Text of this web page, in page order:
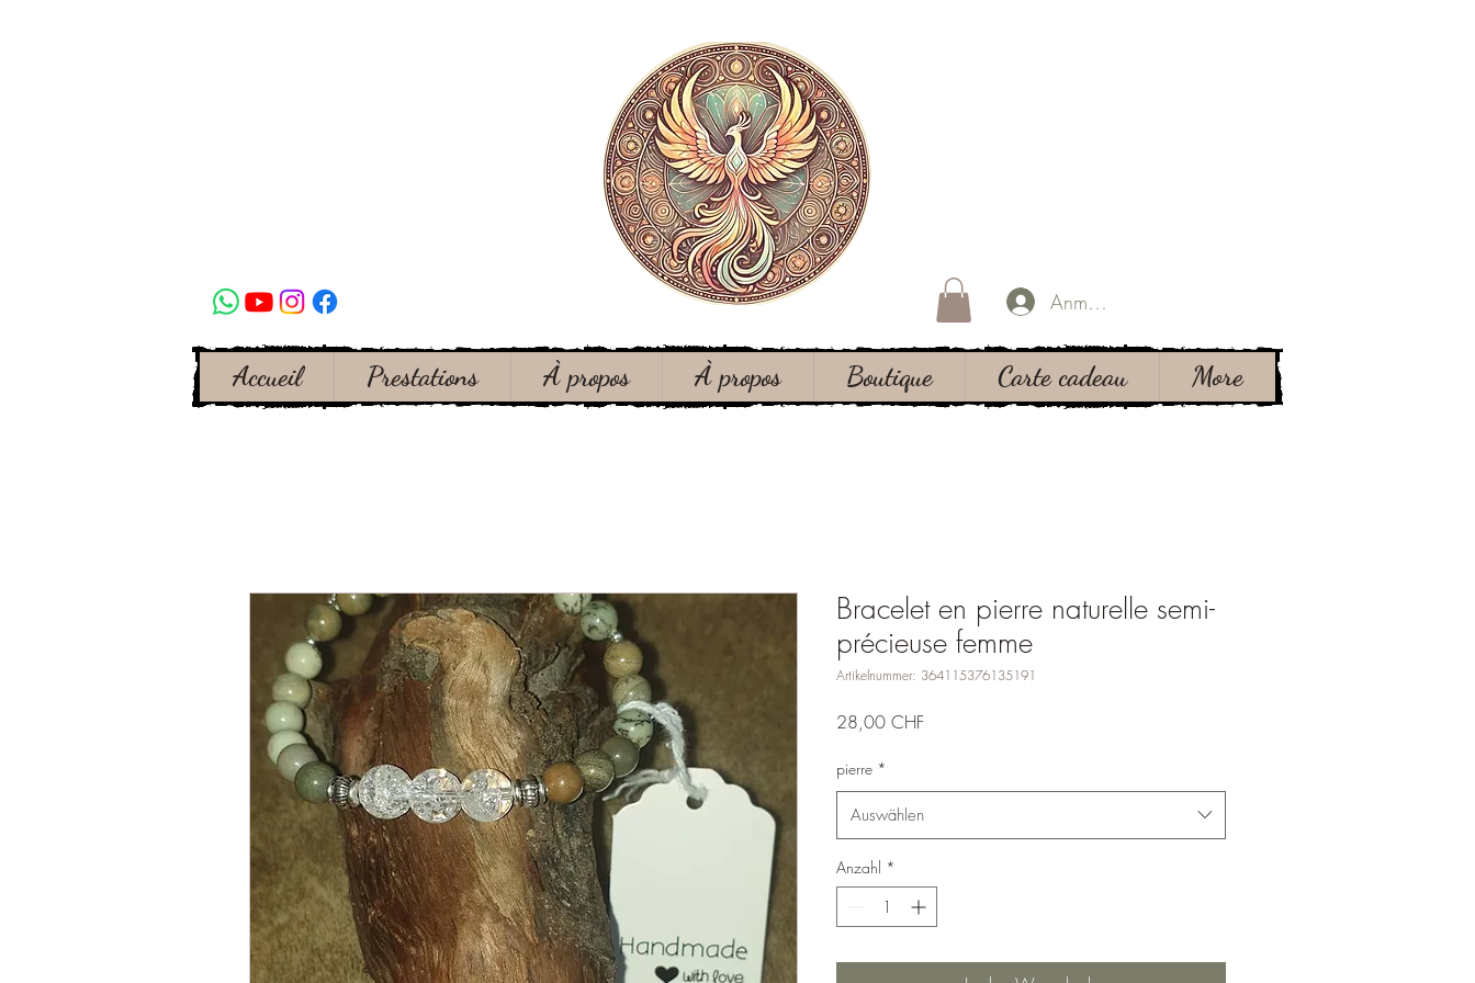
Anmelden
Accueil Prestations À propos À propos Boutique Carte cadeau More
Bracelet en pierre naturelle semi-
précieuse femme
Artikelnummer: 364115376135191
28,00 CHFPreis
pierre *
Auswählen
Anzahl *